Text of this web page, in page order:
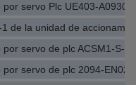
servo Plc UE403-A0930
de la unidad de
servo de plc ACSM1-S-
servo de plc 2094-